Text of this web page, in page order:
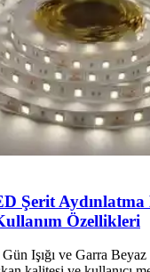
Şerit Aydınlatma
Özellikleri
Işığı ve Garra